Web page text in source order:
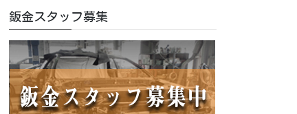
鈑金スタッフ募集